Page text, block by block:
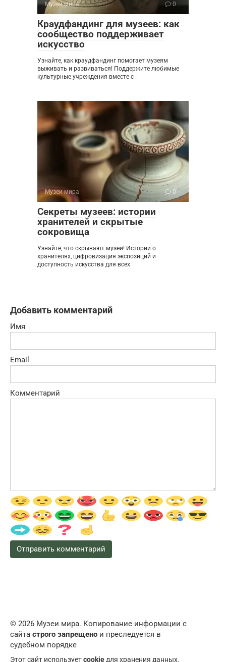
Музеи мира 0
Краудфандинг для музеев: как
сообщество поддерживает
искусство
Узнайте, как краудфандинг помогает музеям
выживать и развиваться! Поддержите любимые
культурные учреждения вместе с
Музеи мира 0
Секреты музеев: истории
хранителей и скрытые
сокровища
Узнайте, что скрывают музеи! Истории о
хранителях, цифровизация экспозиций и
доступность искусства для всех
Добавить комментарий
Имя
Email
Комментарий
© 2026 Музеи мира. Копирование информации с
сайта строго запрещено и преследуется в
судебном порядке
Этот сайт используетcookie для хранения данных.